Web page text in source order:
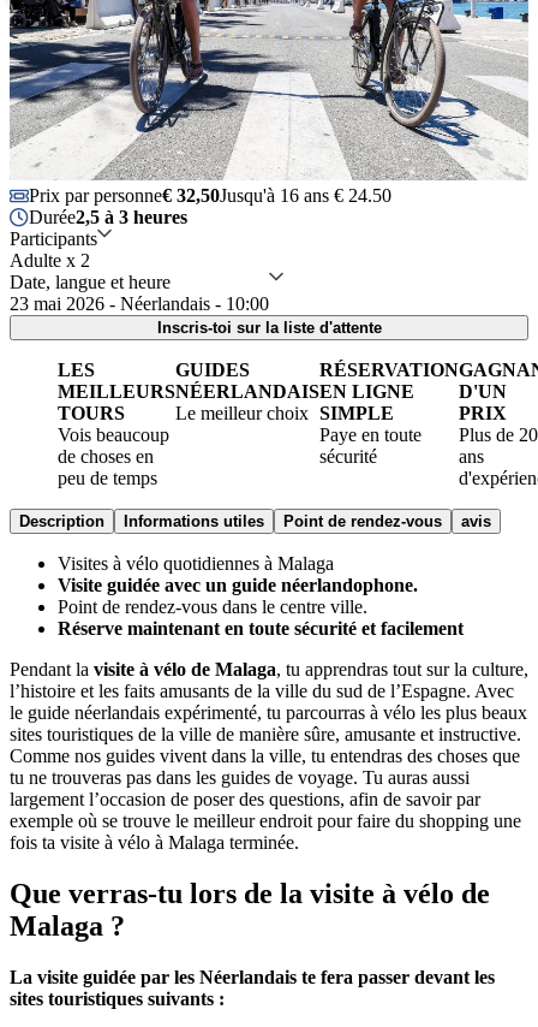
Prix par personne€ 32,50Jusqu'à 16 ans € 24.50
Durée2,5 à 3 heures
Participants
Adulte x 2
Date, langue et heure
23 mai 2026 - Néerlandais - 10:00
Inscris-toi sur la liste d'attente
LES
MEILLEURS
TOURS
Vois beaucoup
de choses en
peu de temps
GUIDES
NÉERLANDAIS
Le meilleur choix
RÉSERVATION
EN LIGNE
SIMPLE
Paye en toute
sécurité
D'UN
PRIX
Plus de 20
ans
Description Informations utiles Point de rendez-vous avis
Visites à vélo quotidiennes à Malaga
Visite guidée avec un guide néerlandophone.
Point de rendez-vous dans le centre ville.
Réserve maintenant en toute sécurité et facilement
Pendant la visite à vélo de Malaga, tu apprendras tout sur la culture,
l’histoire et les faits amusants de la ville du sud de l’Espagne. Avec
le guide néerlandais expérimenté, tu parcourras à vélo les plus beaux
sites touristiques de la ville de manière sûre, amusante et instructive.
Comme nos guides vivent dans la ville, tu entendras des choses que
tu ne trouveras pas dans les guides de voyage. Tu auras aussi
largement l’occasion de poser des questions, afin de savoir par
exemple où se trouve le meilleur endroit pour faire du shopping une
fois ta visite à vélo à Malaga terminée.
Que verras-tu lors de la visite à vélo de
Malaga ?
La visite guidée par les Néerlandais te fera passer devant les
sites touristiques suivants :